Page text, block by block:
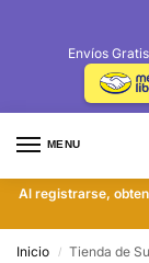
Envíos
MENU
Al registrarse,
Inicio / Tienda de